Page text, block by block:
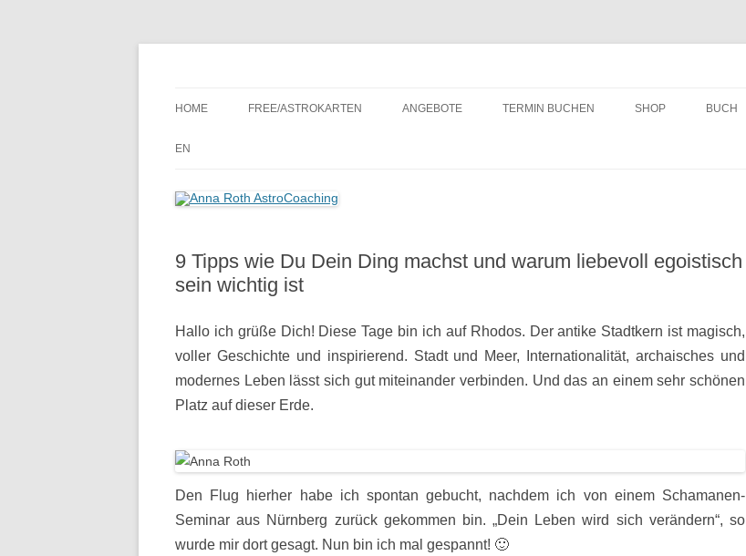
Inhalt
HOME FREE/ASTROKARTEN ANGEBOTE TERMIN BUCHEN SHOP BUCH
EN
9 Tipps wie Du Dein Ding machst und warum liebevoll egoistisch
sein wichtig ist
Hallo ich grüße Dich! Diese Tage bin ich auf Rhodos. Der antike Stadtkern ist magisch,
voller Geschichte und inspirierend. Stadt und Meer, Internationalität, archaisches und
modernes Leben lässt sich gut miteinander verbinden. Und das an einem sehr schönen
Platz auf dieser Erde.
Den Flug hierher habe ich spontan gebucht, nachdem ich von einem Schamanen-
Seminar aus Nürnberg zurück gekommen bin. „Dein Leben wird sich verändern“, so
wurde mir dort gesagt. Nun bin ich mal gespannt! 🙂